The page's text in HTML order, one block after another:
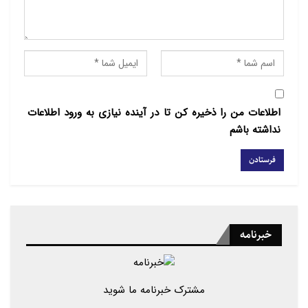
اطلاعات من را ذخیره کن تا در آینده نیازی به ورود اطلاعات
نداشته باشم
خبرنامه
مشترک خبرنامه ما شوید